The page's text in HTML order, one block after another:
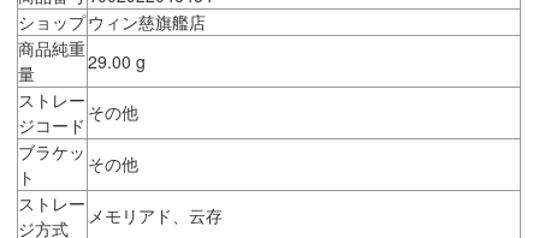
ショップウィン慈旗艦店
商品純重
量
29.00 g
ストレー
ジコード
その他
ブラケッ
ト
その他
ストレー
ジ方式
メモリアド、云存